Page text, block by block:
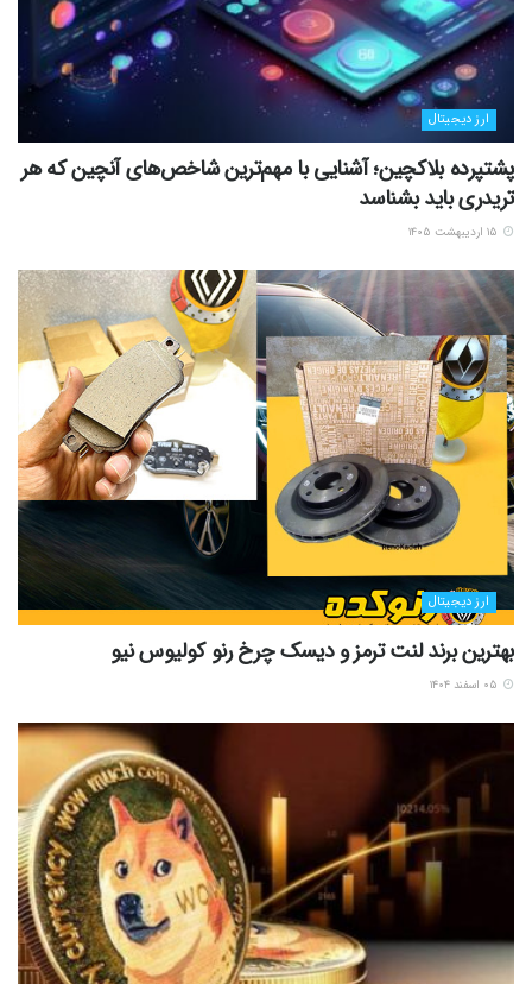
ارز دیجیتال
پشتپرده بلاکچین؛ آشنایی با مهم‌ترین شاخص‌های آنچین که هر
تریدری باید بشناسد
ارز دیجیتال
بهترین برند لنت ترمز و دیسک چرخ رنو کولیوس نیو